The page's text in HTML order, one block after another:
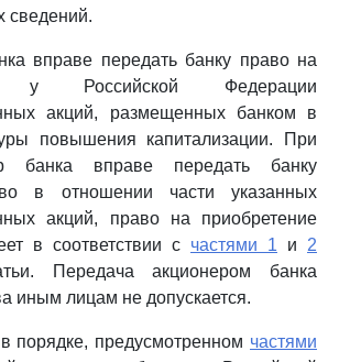
сведений.
вправе передать банку право на
у Российской Федерации
акций, размещенных банком в
повышения капитализации. При
банка вправе передать банку
в отношении части указанных
акций, право на приобретение
в соответствии с частями 1 и 2
Передача акционером банка
иным лицам не допускается.
порядке, предусмотренном частями